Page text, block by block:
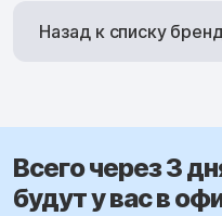
Назад к списку
Всего через 3
будут у вас в